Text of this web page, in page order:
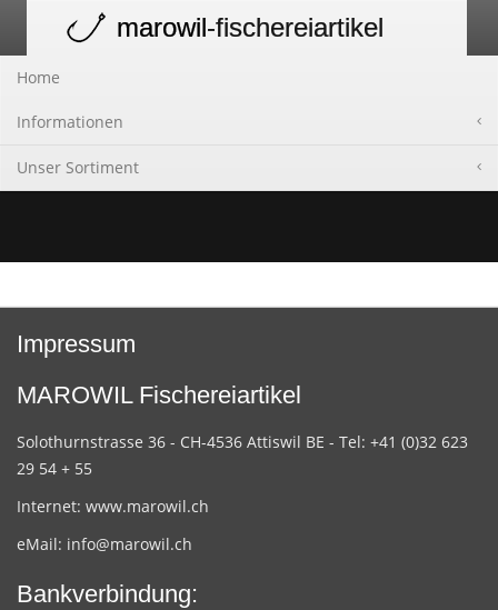
navigation
marowil-fischereiartikel
Home
Informationen
Unser Sortiment
Impressum
MAROWIL Fischereiartikel
Solothurnstrasse 36 - CH-4536 Attiswil BE - Tel: +41 (0)32 623
29 54 + 55
Internet: www.marowil.ch
eMail: info@marowil.ch
Bankverbindung: